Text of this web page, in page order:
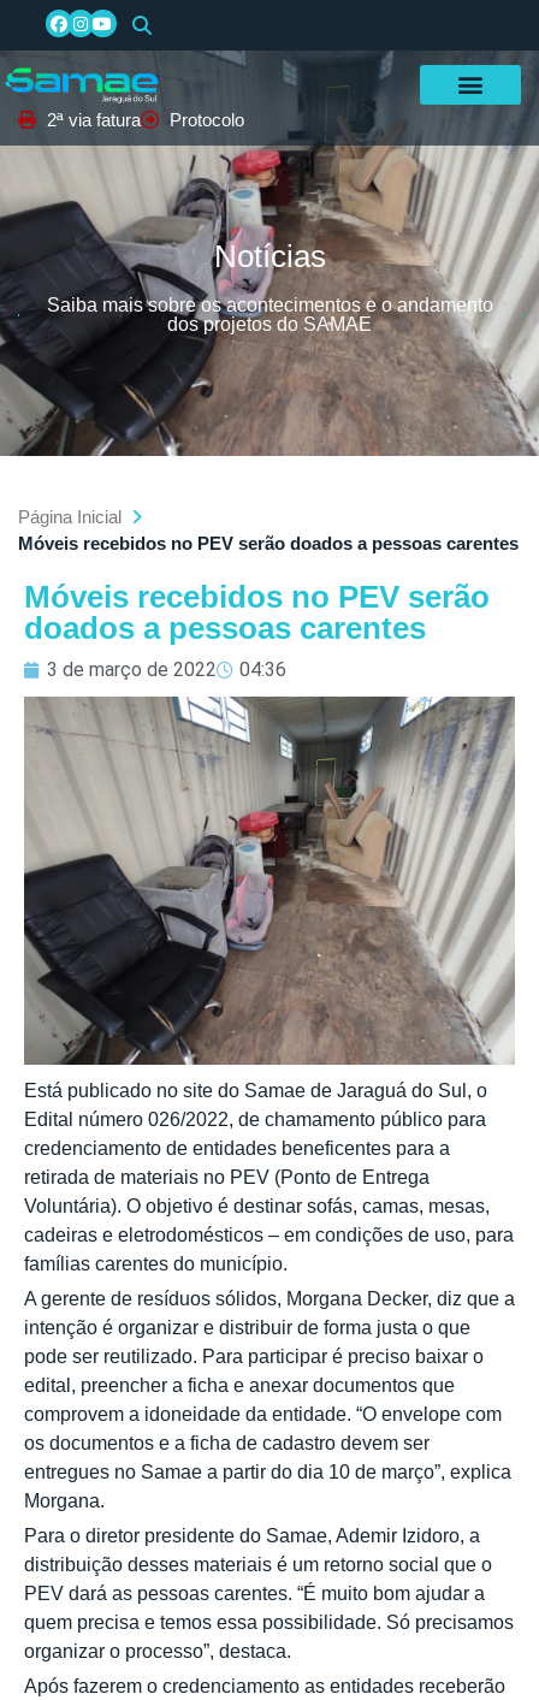
2ª via fatura Protocolo
Notícias
Saiba mais sobre os acontecimentos e o andamento
dos projetos do SAMAE
Página Inicial
Móveis recebidos no PEV serão doados a pessoas carentes
Móveis recebidos no PEV serão
doados a pessoas carentes
3 de março de 2022 04:36
Está publicado no site do Samae de Jaraguá do Sul, o
Edital número 026/2022, de chamamento público para
credenciamento de entidades beneficentes para a
retirada de materiais no PEV (Ponto de Entrega
Voluntária). O objetivo é destinar sofás, camas, mesas,
cadeiras e eletrodomésticos – em condições de uso, para
famílias carentes do município.
A gerente de resíduos sólidos, Morgana Decker, diz que a
intenção é organizar e distribuir de forma justa o que
pode ser reutilizado. Para participar é preciso baixar o
edital, preencher a ficha e anexar documentos que
comprovem a idoneidade da entidade. “O envelope com
os documentos e a ficha de cadastro devem ser
entregues no Samae a partir do dia 10 de março”, explica
Morgana.
Para o diretor presidente do Samae, Ademir Izidoro, a
distribuição desses materiais é um retorno social que o
PEV dará as pessoas carentes. “É muito bom ajudar a
quem precisa e temos essa possibilidade. Só precisamos
organizar o processo”, destaca.
Após fazerem o credenciamento as entidades receberão